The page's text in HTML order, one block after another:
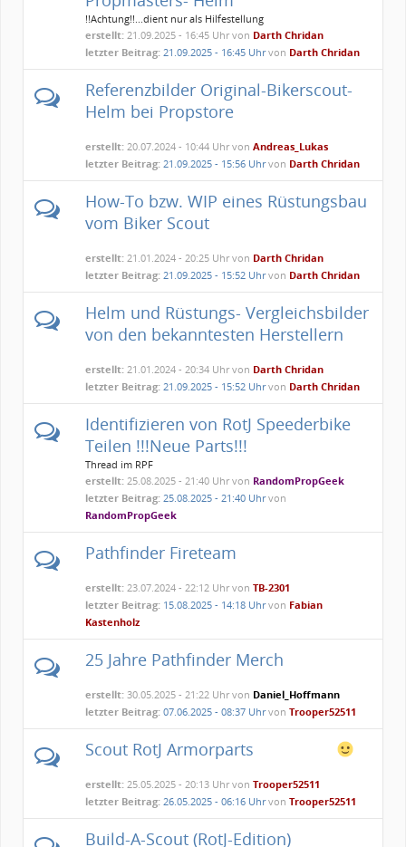
!!Achtung!!...dient nur als Hilfestellung
erstellt:21.09.2025 - 16:45 Uhr von Darth Chridan
letzter Beitrag: 21.09.2025 - 16:45 Uhrvon Darth Chridan
Referenzbilder Original-Bikerscout-
Helm bei Propstore
erstellt:20.07.2024 - 10:44 Uhr von Andreas_Lukas
letzter Beitrag: 21.09.2025 - 15:56 Uhrvon Darth Chridan
How-To bzw. WIP eines Rüstungsbau
vom Biker Scout
erstellt:21.01.2024 - 20:25 Uhr von Darth Chridan
letzter Beitrag: 21.09.2025 - 15:52 Uhrvon Darth Chridan
Helm und Rüstungs- Vergleichsbilder
von den bekanntesten Herstellern
erstellt:21.01.2024 - 20:34 Uhr von Darth Chridan
letzter Beitrag: 21.09.2025 - 15:52 Uhrvon Darth Chridan
Identifizieren von RotJ Speederbike
Teilen !!!Neue Parts!!!
Thread im RPF
erstellt:25.08.2025 - 21:40 Uhr von RandomPropGeek
letzter Beitrag: 25.08.2025 - 21:40 Uhrvon
RandomPropGeek
Pathfinder Fireteam
erstellt:23.07.2024 - 22:12 Uhr von TB-2301
letzter Beitrag: 15.08.2025 - 14:18 Uhrvon Fabian
Kastenholz
25 Jahre Pathfinder Merch
erstellt:30.05.2025 - 21:22 Uhr von Daniel_Hoffmann
letzter Beitrag: 07.06.2025 - 08:37 Uhrvon Trooper52511
Scout RotJ Armorparts
erstellt:25.05.2025 - 20:13 Uhr von Trooper52511
letzter Beitrag: 26.05.2025 - 06:16 Uhrvon Trooper52511
Build-A-Scout (RotJ-Edition)